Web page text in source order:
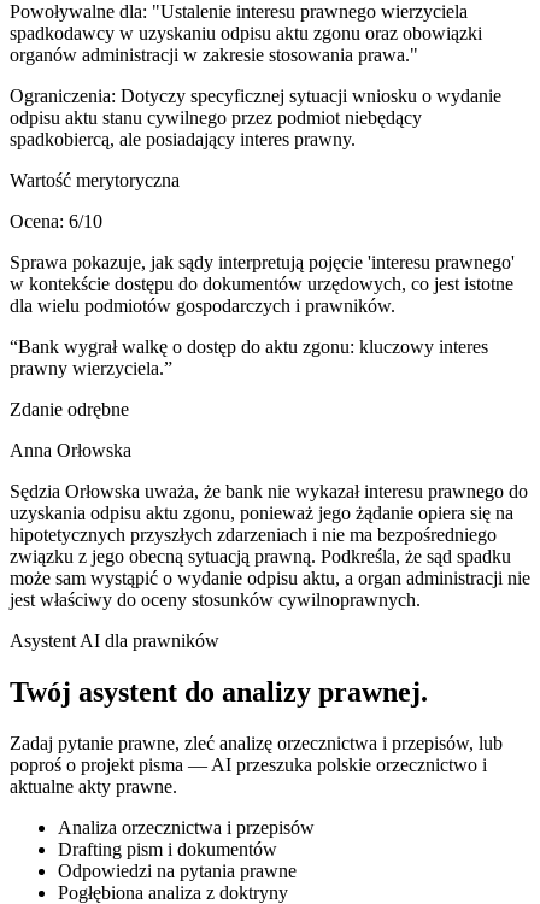
Powoływalne dla: "Ustalenie interesu prawnego wierzyciela
spadkodawcy w uzyskaniu odpisu aktu zgonu oraz obowiązki
organów administracji w zakresie stosowania prawa."
Ograniczenia: Dotyczy specyficznej sytuacji wniosku o wydanie
odpisu aktu stanu cywilnego przez podmiot niebędący
spadkobiercą, ale posiadający interes prawny.
Wartość merytoryczna
Ocena: 6/10
Sprawa pokazuje, jak sądy interpretują pojęcie 'interesu prawnego'
w kontekście dostępu do dokumentów urzędowych, co jest istotne
dla wielu podmiotów gospodarczych i prawników.
“Bank wygrał walkę o dostęp do aktu zgonu: kluczowy interes
prawny wierzyciela.”
Zdanie odrębne
Anna Orłowska
Sędzia Orłowska uważa, że bank nie wykazał interesu prawnego do
uzyskania odpisu aktu zgonu, ponieważ jego żądanie opiera się na
hipotetycznych przyszłych zdarzeniach i nie ma bezpośredniego
związku z jego obecną sytuacją prawną. Podkreśla, że sąd spadku
może sam wystąpić o wydanie odpisu aktu, a organ administracji nie
jest właściwy do oceny stosunków cywilnoprawnych.
Asystent AI dla prawników
Twój asystent do analizy prawnej.
Zadaj pytanie prawne, zleć analizę orzecznictwa i przepisów, lub
poproś o projekt pisma — AI przeszuka polskie orzecznictwo i
aktualne akty prawne.
Analiza orzecznictwa i przepisów
Drafting pism i dokumentów
Odpowiedzi na pytania prawne
Pogłębiona analiza z doktryny